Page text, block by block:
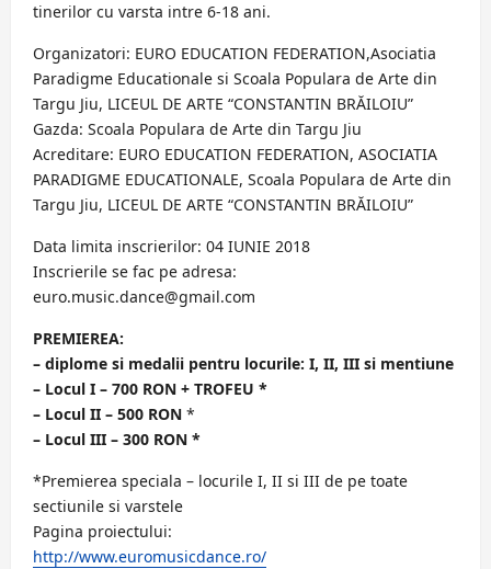
tinerilor cu varsta intre 6-18 ani.
Organizatori: EURO EDUCATION FEDERATION,Asociatia
Paradigme Educationale si Scoala Populara de Arte din
Targu Jiu, LICEUL DE ARTE “CONSTANTIN BRĂILOIU”
Gazda: Scoala Populara de Arte din Targu Jiu
Acreditare: EURO EDUCATION FEDERATION, ASOCIATIA
PARADIGME EDUCATIONALE, Scoala Populara de Arte din
Targu Jiu, LICEUL DE ARTE “CONSTANTIN BRĂILOIU”
Data limita inscrierilor: 04 IUNIE 2018
Inscrierile se fac pe adresa:
euro.music.dance@gmail.com
PREMIEREA:
– diplome si medalii pentru locurile: I, II, III si mentiune
– Locul I – 700 RON + TROFEU *
– Locul II – 500 RON *
– Locul III – 300 RON *
*Premierea speciala – locurile I, II si III de pe toate
sectiunile si varstele
Pagina proiectului:
http://www.euromusicdance.ro/